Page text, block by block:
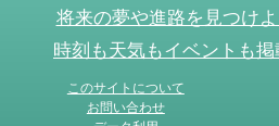
将来の夢や進路を見つけ
時刻も天気もイベントも
このサイトについて
お問い合わせ